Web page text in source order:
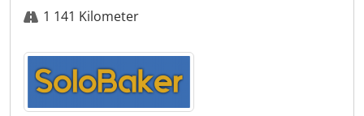
1 141 Kilometer